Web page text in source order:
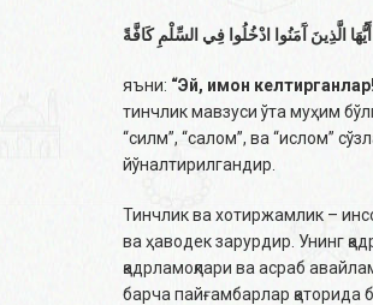
أَيُّهَا الَّذِينَ آَمَنُوا ادْخُلُوا فِي السِّلْمِ كَافَّةً
яъни: “Эй, имон
тинчлик мавзуси ўта муҳим
“силм”, “салом”, ва “ислом”
йўналтирилгандир.
Тинчлик ва хотиржамлик –
ва ҳаводек зарурдир. Унинг
қадрламоқлари ва асраб
барча пайғамбарлар қаторида